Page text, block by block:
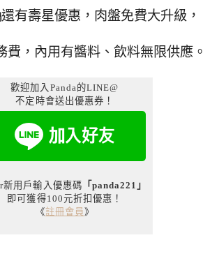
還有壽星優惠，肉盤免費大升級，
費，內用有醬料、飲料無限供應。
歡迎加入Panda的LINE@
不定時會送出優惠券！
新用戶輸入優惠碼 「panda221」
即可獲得100元折扣優惠！
《註冊會員 》